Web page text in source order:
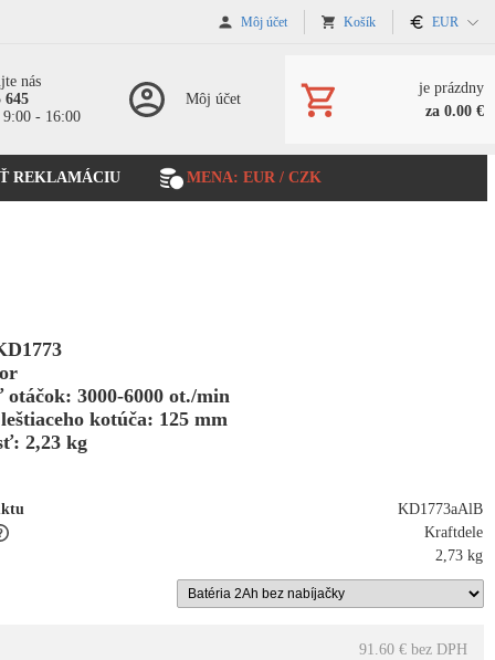
Môj účet Košík EUR
nás
645
- 16:00
Môj účet
je prázdny
za 0.00 €
REKLAMÁCIU MENA: EUR / CZK
otáčok: 3000-6000 ot./min
kotúča: 125 mm
2,23 kg
KD1773aAlB
Kraftdele
2,73 kg
91.60 € bez DPH